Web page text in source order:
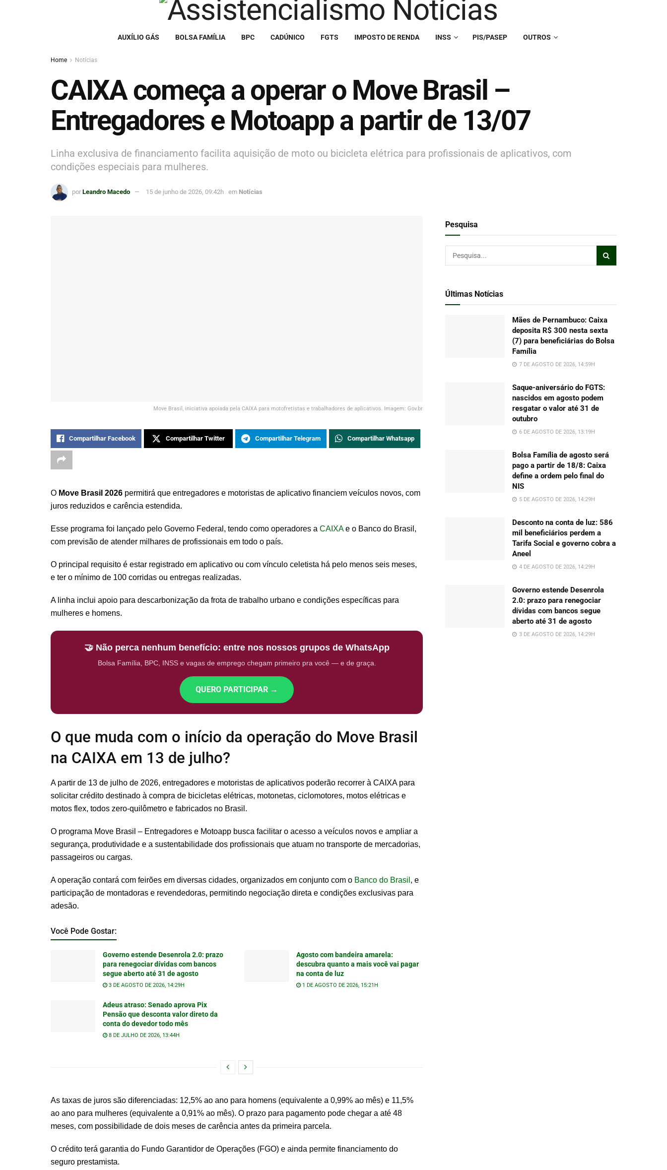
AUXÍLIO GÁS BOLSA FAMÍLIA BPC CADÚNICO FGTS IMPOSTO DE RENDA INSS PIS/PASEP OUTROS
Home Notícias
​CAIXA começa a operar o Move Brasil –
Entregadores e Motoapp a partir de 13/07
Linha exclusiva de financiamento facilita aquisição de moto ou bicicleta elétrica para profissionais de aplicativos, com
condições especiais para mulheres.
por Leandro Macedo 15 de junho de 2026, 09:42h em Notícias
Move Brasil, iniciativa apoiada pela CAIXA para motofretistas e trabalhadores de aplicativos. Imagem: Gov.br
Compartilhar Facebook Compartilhar Twitter Compartilhar Telegram Compartilhar Whatsapp
O Move Brasil 2026 permitirá que entregadores e motoristas de aplicativo financiem veículos novos, com
juros reduzidos e carência estendida.
Esse programa foi lançado pelo Governo Federal, tendo como operadores a CAIXAe o Banco do Brasil,
com previsão de atender milhares de profissionais em todo o país.
O principal requisito é estar registrado em aplicativo ou com vínculo celetista há pelo menos seis meses,
e ter o mínimo de 100 corridas ou entregas realizadas.
A linha inclui apoio para descarbonização da frota de trabalho urbano e condições específicas para
mulheres e homens.
🤝 Não perca nenhum benefício: entre nos nossos grupos de WhatsApp
Bolsa Família, BPC, INSS e vagas de emprego chegam primeiro pra você — e de graça.
QUERO PARTICIPAR →
O que muda com o início da operação do Move Brasil
na CAIXA em 13 de julho?
A partir de 13 de julho de 2026, entregadores e motoristas de aplicativos poderão recorrer à CAIXA para
solicitar crédito destinado à compra de bicicletas elétricas, motonetas, ciclomotores, motos elétricas e
motos flex, todos zero-quilômetro e fabricados no Brasil.
O programa Move Brasil – Entregadores e Motoapp busca facilitar o acesso a veículos novos e ampliar a
segurança, produtividade e a sustentabilidade dos profissionais que atuam no transporte de mercadorias,
passageiros ou cargas.
A operação contará com feirões em diversas cidades, organizados em conjunto com o Banco do Brasil , e
participação de montadoras e revendedoras, permitindo negociação direta e condições exclusivas para
adesão.
Você Pode Gostar:
Governo estende Desenrola 2.0: prazo
para renegociar dívidas com bancos
segue aberto até 31 de agosto
3 DE AGOSTO DE 2026, 14:29H
Agosto com bandeira amarela:
descubra quanto a mais você vai pagar
na conta de luz
1 DE AGOSTO DE 2026, 15:21H
Adeus atraso: Senado aprova Pix
Pensão que desconta valor direto da
conta do devedor todo mês
8 DE JULHO DE 2026, 13:44H
As taxas de juros são diferenciadas: 12,5% ao ano para homens (equivalente a 0,99% ao mês) e 11,5%
ao ano para mulheres (equivalente a 0,91% ao mês). O prazo para pagamento pode chegar a até 48
meses, com possibilidade de dois meses de carência antes da primeira parcela.
O crédito terá garantia do Fundo Garantidor de Operações (FGO) e ainda permite financiamento do
seguro prestamista.
Pesquisa
Últimas Notícias
Mães de Pernambuco: Caixa
deposita R$ 300 nesta sexta
(7) para beneficiárias do Bolsa
Família
7 DE AGOSTO DE 2026, 14:59H
Saque-aniversário do FGTS:
nascidos em agosto podem
resgatar o valor até 31 de
outubro
6 DE AGOSTO DE 2026, 13:19H
Bolsa Família de agosto será
pago a partir de 18/8: Caixa
define a ordem pelo final do
NIS
5 DE AGOSTO DE 2026, 14:29H
Desconto na conta de luz: 586
mil beneficiários perdem a
Tarifa Social e governo cobra a
Aneel
4 DE AGOSTO DE 2026, 14:29H
Governo estende Desenrola
2.0: prazo para renegociar
dívidas com bancos segue
aberto até 31 de agosto
3 DE AGOSTO DE 2026, 14:29H